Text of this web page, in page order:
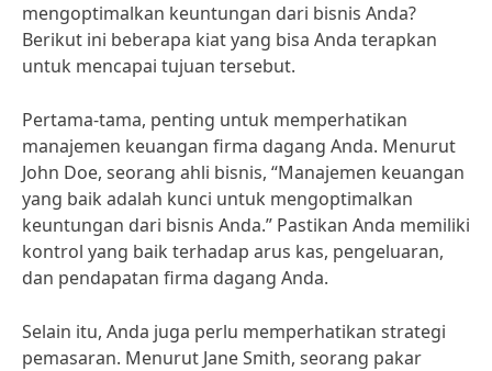
mengoptimalkan keuntungan dari bisnis Anda?
Berikut ini beberapa kiat yang bisa Anda terapkan
untuk mencapai tujuan tersebut.
Pertama-tama, penting untuk memperhatikan
manajemen keuangan firma dagang Anda. Menurut
John Doe, seorang ahli bisnis, “Manajemen keuangan
yang baik adalah kunci untuk mengoptimalkan
keuntungan dari bisnis Anda.” Pastikan Anda memiliki
kontrol yang baik terhadap arus kas, pengeluaran,
dan pendapatan firma dagang Anda.
Selain itu, Anda juga perlu memperhatikan strategi
pemasaran. Menurut Jane Smith, seorang pakar